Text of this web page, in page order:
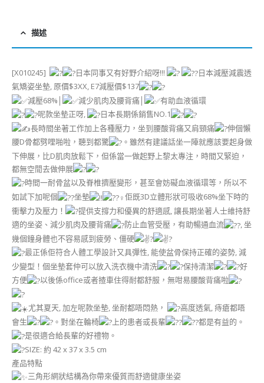
描述
[X010245] 日本同事又有好野介紹呀!!!
日本減壓減震透
氣矯姿坐墊, 原價$3XX, E7減壓價$137
減壓68%│
減少肌肉及腰背痛│
有助血液循環
呢款坐墊正呀,
日本長期係銷售NO.1
長時間坐著工作加上各種壓力，坐到腰酸背痛又肩頸痛
伸個懶
腰D骨都劈哩啪啦，聽到都驚
。雖然有建議話坐一陣就應該要起身做
下伸展，比D肌肉放鬆下，但係當一做起野上黎太專注，時間又緊迫，
都無空閒去做伸展
時間一耐骨盆以及脊椎擠壓變形，甚至會妨礙血液循環等，所以不
如試下加呢個
坐墊
佢既3D立體形狀可吸收68%坐下時的
衝擊力及壓力！
提供支撐力和優異的舒適感, 讓長期坐著人士維持舒
適的坐姿、減少肌肉及腰背痛
防止血管受壓，有助暢通血流
, 坐
幾個鐘身體也不容易感到疲勞、僵硬
最正係佢符合人體工學設計又具彈性, 能使盆骨保持正確的姿勢, 減
少變型！個坐墊套仲可以放入洗衣機中清洗
保持清潔
好
方便
以後係office或者揸車住得耐都舒服，無咁易腰酸背痛啦
尤其夏天, 加左呢款坐墊, 坐耐都唔悶熱，
高度透氣, 痔瘡都唔
會生
。對坐在輪椅 上的患者或長輩
都是有益的。
是很適合給長輩的好禮物。
SIZE: 約 42 x 37 x 3.5 cm
產品特點
三角形網狀結構為你帶來優質而舒適健康坐姿